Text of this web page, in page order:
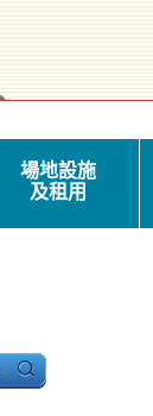
場地設施
及租用